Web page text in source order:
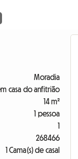
Moradia
casa do anfitrião
14 m²
1 pessoa
1
268466
1 Cama(s) de casal